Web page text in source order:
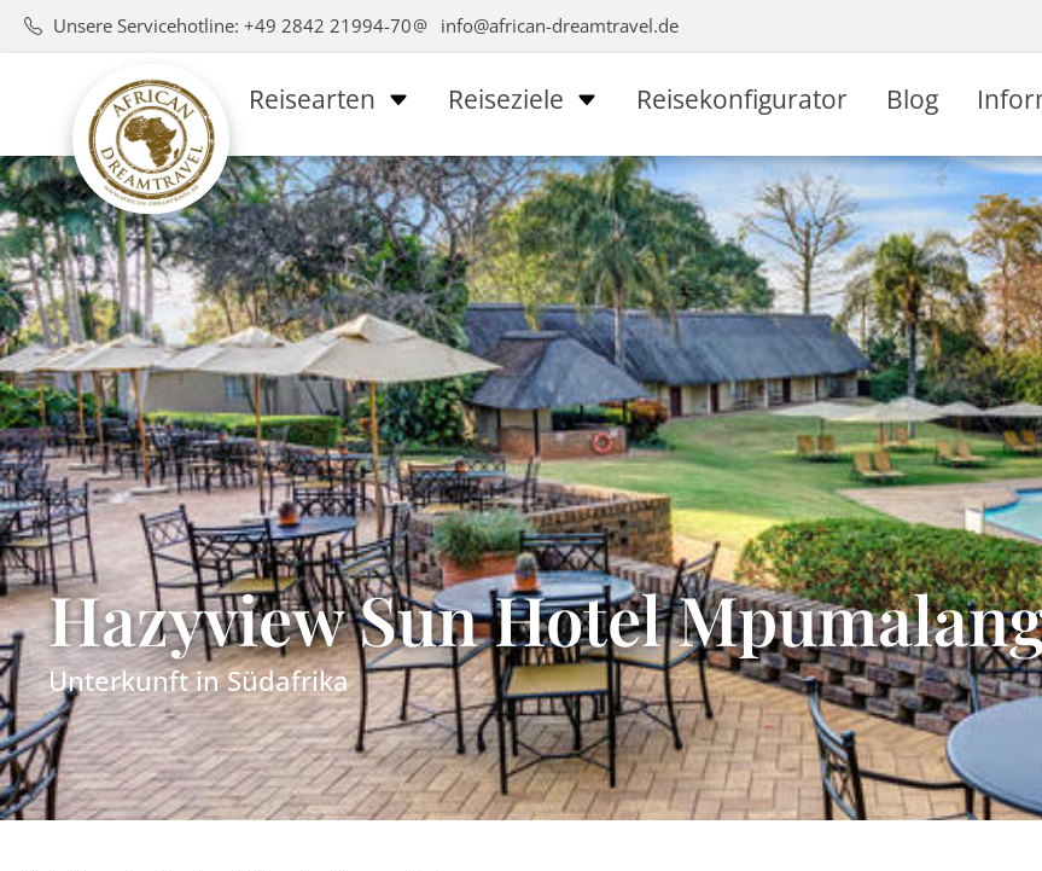
Unsere Servicehotline: +49 2842 21994-70 info@african-dreamtravel.de
Reisearten Reiseziele Reisekonfigurator Blog
Hazyview Sun Hotel
Unterkunft inSüdafrika